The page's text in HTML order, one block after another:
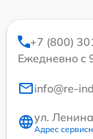
+7 (800)
Ежедневно с
info@re-
ул.
Адрес